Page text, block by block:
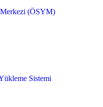
Merkezi (ÖSYM)
Sistemi